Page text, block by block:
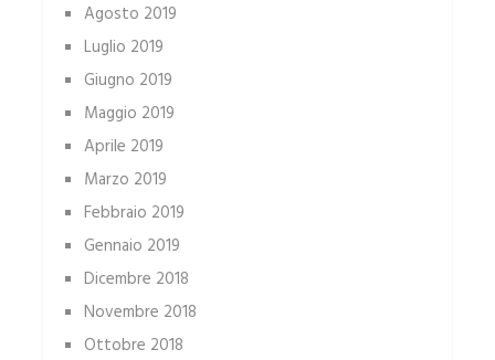
Agosto 2019
Luglio 2019
Giugno 2019
Maggio 2019
Aprile 2019
Marzo 2019
Febbraio 2019
Gennaio 2019
Dicembre 2018
Novembre 2018
Ottobre 2018